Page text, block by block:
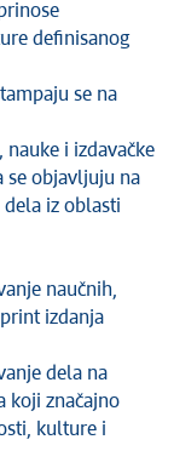
definisanog
se na
i izdavačke
se objavljuju na
iz oblasti
naučnih,
izdanja
dela na
koji značajno
kulture i